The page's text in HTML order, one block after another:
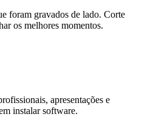
foram gravados de lado. Corte
os melhores momentos.
apresentações e
instalar software.